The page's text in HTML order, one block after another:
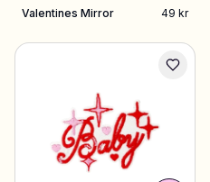
Valentines Mirror 49 kr